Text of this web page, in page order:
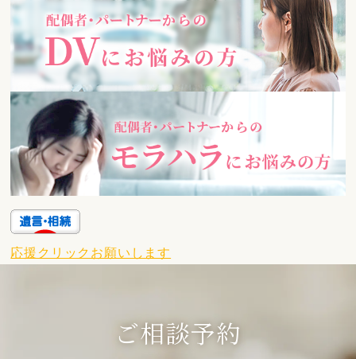
応援クリックお願いします
ご相談予約